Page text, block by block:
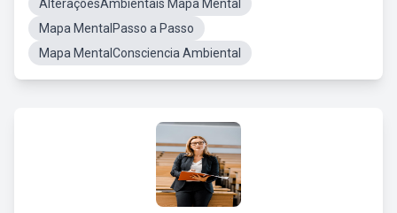
AlteraçõesAmbientais Mapa Mental
Mapa MentalPasso a Passo
Mapa MentalConsciencia Ambiental